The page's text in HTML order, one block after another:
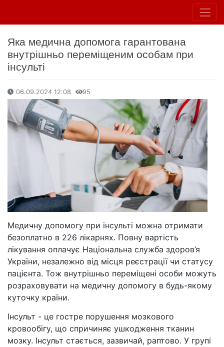
Яка медична допомога гарантована
внутрішньо переміщеним особам при
інсульті
06.09.2024 12:08 95
Медичну допомогу при інсульті можна отримати
безоплатно в 226 лікарнях. Повну вартість
лікування оплачує Національна служба здоров’я
України, незалежно від місця реєстрації чи статусу
пацієнта. Тож внутрішньо переміщені особи можуть
розраховувати на медичну допомогу в будь-якому
куточку країни.
Інсульт - це гостре порушення мозкового
кровообігу, що спричиняє ушкодження тканин
мозку. Інсульт стається, зазвичай, раптово. У групі